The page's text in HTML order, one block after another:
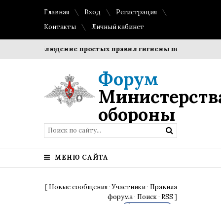
Главная Вход
Регистрация
Контакты
Личный кабинет
Соблюдение простых правил гигиены помогает
Форум
обороны
МЕНЮ САЙТА
[ Новые сообщения ·Участники · Правила
форума · Поиск · RSS ]